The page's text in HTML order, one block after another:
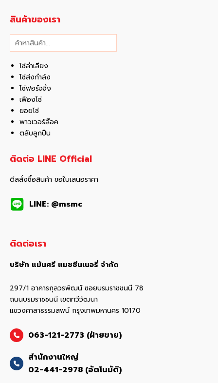
สินค้าของเรา
ค้นหา
โซ่ลำเลียง
โซ่ส่งกำลัง
โซ่ฟอร์จจิ้ง
เฟืองโซ่
ยอยโซ่
พาวเวอร์ล๊อค
ตลับลูกปืน
ติดต่อ LINE Official
ดีลสั่งซื้อสินค้า ขอใบเสนอราคา
LINE: @msmc
ติดต่อเรา
บริษัท แม้นศรี แมชชีนเนอรี่ จำกัด
297/1 อาคารกุลวรพัฒน์ ซอยบรมราชชนนี 78
ถนนบรมราชชนนี เขตทวีวัฒนา
แขวงศาลาธรรมสพน์ กรุงเทพมหานคร 10170
063-121-2773 (ฝ่ายขาย)
สำนักงานใหญ่
02-441-2978 (อัตโนมัติ)